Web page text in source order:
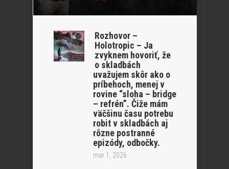
Rozhovor –
Holotropic – Ja
zvyknem hovoriť, že
o skladbách
uvažujem skôr ako o
príbehoch, menej v
rovine “sloha – bridge
– refrén”. Čiže mám
väčšinu času potrebu
robit v skladbách aj
rôzne postranné
epizódy, odbočky.
mar 1, 2026